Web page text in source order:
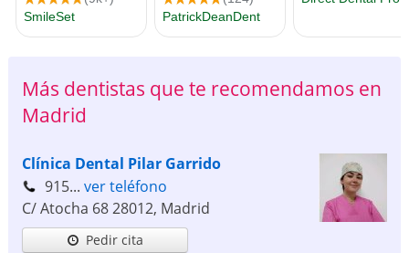
Más dentistas que te recomendamos en
Madrid
Clínica Dental Pilar Garrido
915... ver teléfono
C/ Atocha 6828012, Madrid
Pedir cita